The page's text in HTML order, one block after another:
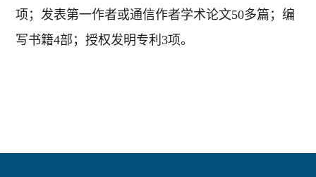
项；发表第一作者或通信作者学术论文50多篇；编
写书籍4部；授权发明专利3项。